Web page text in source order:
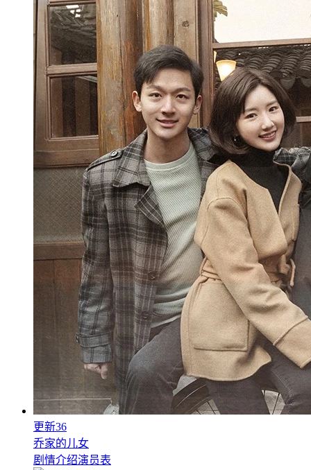
更新36
乔家的儿女
剧情介绍演员表